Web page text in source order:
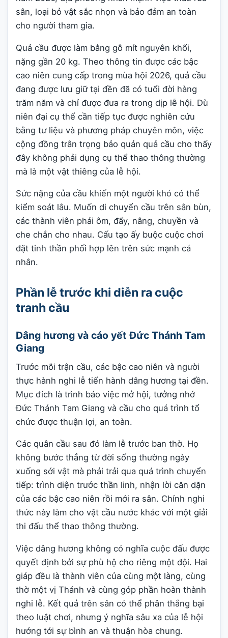
sân, loại bỏ vật sắc nhọn và bảo đảm an toàn
cho người tham gia.
Quả cầu được làm bằng gỗ mít nguyên khối,
nặng gần 20 kg. Theo thông tin được các bậc
cao niên cung cấp trong mùa hội 2026, quả cầu
đang được lưu giữ tại đền đã có tuổi đời hàng
trăm năm và chỉ được đưa ra trong dịp lễ hội. Dù
niên đại cụ thể cần tiếp tục được nghiên cứu
bằng tư liệu và phương pháp chuyên môn, việc
cộng đồng trân trọng bảo quản quả cầu cho thấy
đây không phải dụng cụ thể thao thông thường
mà là một vật thiêng của lễ hội.
Sức nặng của cầu khiến một người khó có thể
kiểm soát lâu. Muốn di chuyển cầu trên sân bùn,
các thành viên phải ôm, đẩy, nâng, chuyền và
che chắn cho nhau. Cấu tạo ấy buộc cuộc chơi
đặt tinh thần phối hợp lên trên sức mạnh cá
nhân.
Phần lễ trước khi diễn ra cuộc
tranh cầu
Dâng hương và cáo yết Đức Thánh Tam
Giang
Trước mỗi trận cầu, các bậc cao niên và người
thực hành nghi lễ tiến hành dâng hương tại đền.
Mục đích là trình báo việc mở hội, tưởng nhớ
Đức Thánh Tam Giang và cầu cho quá trình tổ
chức được thuận lợi, an toàn.
Các quân cầu sau đó làm lễ trước ban thờ. Họ
không bước thẳng từ đời sống thường ngày
xuống sới vật mà phải trải qua quá trình chuyển
tiếp: trình diện trước thần linh, nhận lời căn dặn
của các bậc cao niên rồi mới ra sân. Chính nghi
thức này làm cho vật cầu nước khác với một giải
thi đấu thể thao thông thường.
Việc dâng hương không có nghĩa cuộc đấu được
quyết định bởi sự phù hộ cho riêng một đội. Hai
giáp đều là thành viên của cùng một làng, cùng
thờ một vị Thánh và cùng góp phần hoàn thành
nghi lễ. Kết quả trên sân có thể phân thắng bại
theo luật chơi, nhưng ý nghĩa sâu xa của lễ hội
hướng tới sự bình an và thuận hòa chung.